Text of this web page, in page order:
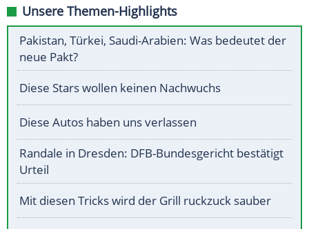
Unsere Themen-Highlights
Pakistan, Türkei, Saudi-Arabien: Was bedeutet der
neue Pakt?
Diese Stars wollen keinen Nachwuchs
Diese Autos haben uns verlassen
Randale in Dresden: DFB-Bundesgericht bestätigt
Urteil
Mit diesen Tricks wird der Grill ruckzuck sauber